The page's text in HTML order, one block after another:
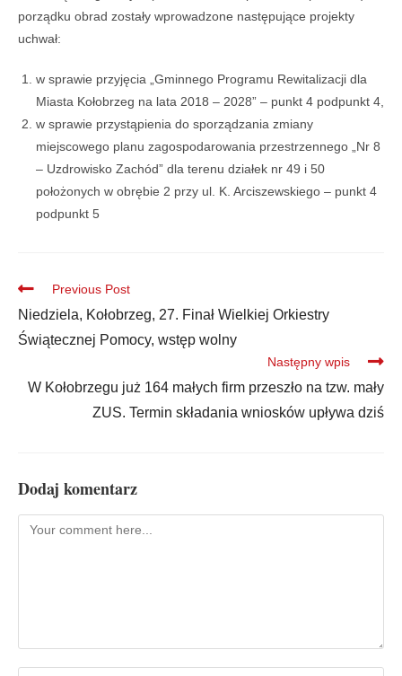
porządku obrad zostały wprowadzone następujące projekty
uchwał:
w sprawie przyjęcia „Gminnego Programu Rewitalizacji dla
Miasta Kołobrzeg na lata 2018 – 2028” – punkt 4 podpunkt 4,
w sprawie przystąpienia do sporządzania zmiany
miejscowego planu zagospodarowania przestrzennego „Nr 8
– Uzdrowisko Zachód” dla terenu działek nr 49 i 50
położonych w obrębie 2 przy ul. K. Arciszewskiego – punkt 4
podpunkt 5
Previous Post
Niedziela, Kołobrzeg, 27. Finał Wielkiej Orkiestry
Świątecznej Pomocy, wstęp wolny
Następny wpis
W Kołobrzegu już 164 małych firm przeszło na tzw. mały
ZUS. Termin składania wniosków upływa dziś
Dodaj komentarz